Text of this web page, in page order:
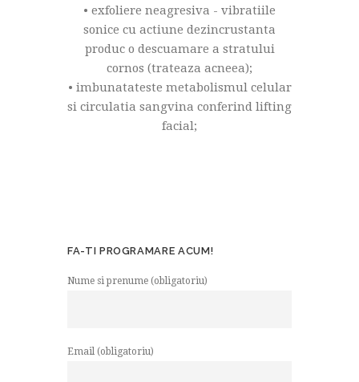
• exfoliere neagresiva - vibratiile
sonice cu actiune dezincrustanta
produc o descuamare a stratului
cornos (trateaza acneea);
• imbunatateste metabolismul celular
si circulatia sangvina conferind lifting
facial;
FA-TI PROGRAMARE ACUM!
Nume si prenume (obligatoriu)
Email (obligatoriu)